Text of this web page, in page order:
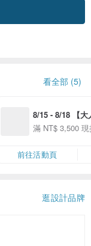
看全部 (5)
8/15 - 8/18 【大
季】滿
50
滿 NT$ 3,500
前往活動頁
逛設計品牌